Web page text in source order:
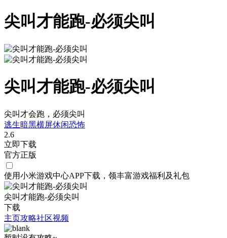
尖叫才能跑-必须尖叫
尖叫才能跑-必须尖叫
尖叫才会跑，必须尖叫
逃生暗黑横屏休闲恐怖
2.6
立即下载
官方正版
使用小米游戏中心APP下载 ，领丰富游戏福利 及礼包
尖叫才能跑-必须尖叫
下载
主页攻略社区视频